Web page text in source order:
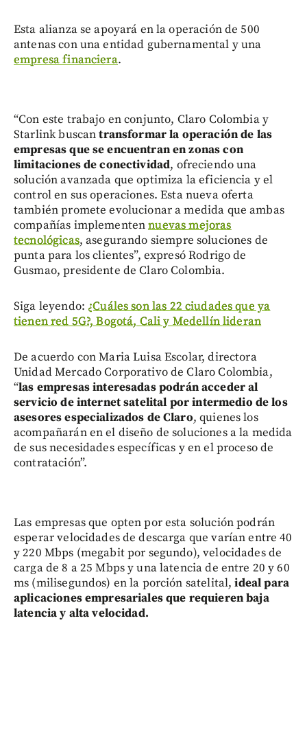
Esta alianza se apoyará en la operación de 500
antenas con una entidad gubernamental y una
empresa financiera.
“Con este trabajo en conjunto, Claro Colombia y
Starlink buscantransformar la operación de las
empresas que se encuentran en zonas con
limitaciones de conectividad, ofreciendo una
solución avanzada que optimiza la eficiencia y el
control en sus operaciones. Esta nueva oferta
también promete evolucionar a medida que ambas
compañías implementennuevas mejoras
tecnológicas, asegurando siempre soluciones de
punta para los clientes”, expresó Rodrigo de
Gusmao, presidente de Claro Colombia.
Siga leyendo: ¿Cuáles son las 22 ciudades que ya
tienen red 5G?, Bogotá, Cali y Medellín lideran
De acuerdo con Maria Luisa Escolar, directora
Unidad Mercado Corporativo de Claro Colombia,
“las empresas interesadas podrán acceder al
servicio de internet satelital por intermedio de los
asesores especializados de Claro, quienes los
acompañarán en el diseño de soluciones a la medida
de sus necesidades específicas y en el proceso de
contratación”.
Las empresas que opten por esta solución podrán
esperar velocidades de descarga que varían entre 40
y 220 Mbps (megabit por segundo), velocidades de
carga de 8 a 25 Mbps y una latencia de entre 20 y 60
ms (milisegundos) en la porción satelital,ideal para
aplicaciones empresariales que requieren baja
latencia y alta velocidad.